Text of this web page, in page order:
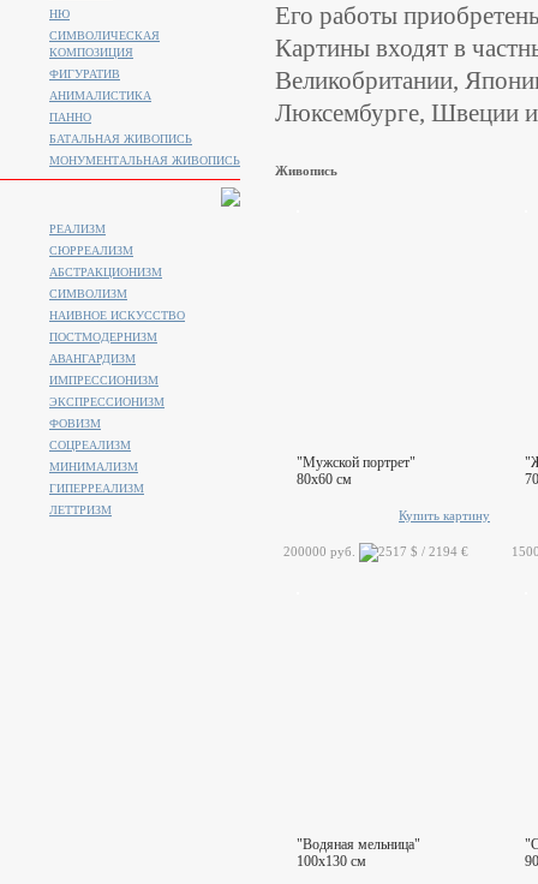
Его работы
Картины входят в
Великобритании,
Люксембурге, Швеции
Живопись
"Мужской портрет"
80x60 см
Купить картину
200000 руб.
"Водяная мельница"
100x130 см
НЮ
СИМВОЛИЧЕСКАЯ
КОМПОЗИЦИЯ
ФИГУРАТИВ
АНИМАЛИСТИКA
ПАННО
БАТАЛЬНАЯ ЖИВОПИСЬ
МОНУМЕНТАЛЬНАЯ ЖИВОПИСЬ
РЕАЛИЗМ
СЮРРЕАЛИЗМ
АБСТРАКЦИОНИЗМ
СИМВОЛИЗМ
НАИВНОЕ ИСКУССТВО
ПОСТМОДЕРНИЗМ
АВАНГАРДИЗМ
ИМПРЕССИОНИЗМ
ЭКСПРЕССИОНИЗМ
ФОВИЗМ
СОЦРЕАЛИЗМ
МИНИМАЛИЗМ
ГИПЕРРЕАЛИЗМ
ЛЕТТРИЗМ